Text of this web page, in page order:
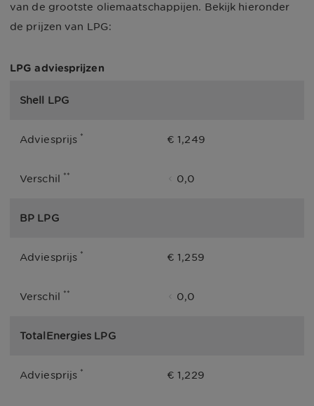
van de grootste oliemaatschappijen. Bekijk hieronder
de prijzen van LPG:
LPG adviesprijzen
Shell LPG
Adviesprijs * € 1,249
Verschil ** 0,0
BP LPG
Adviesprijs * € 1,259
Verschil ** 0,0
TotalEnergies LPG
Adviesprijs * € 1,229